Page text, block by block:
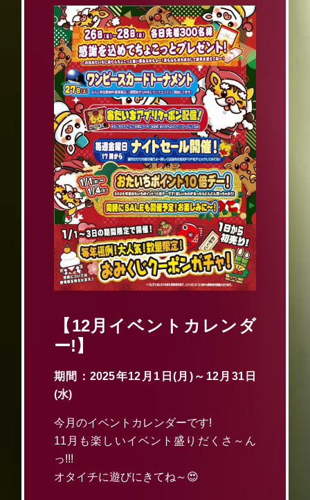
【12月イベントカレンダ
ー!】
期間：2025年12月1日(月)～12月31日
(水)
今月のイベントカレンダーです!
11月も楽しいイベント盛りだくさ～ん
っ!!!
オタイチに遊びにきてね～😍